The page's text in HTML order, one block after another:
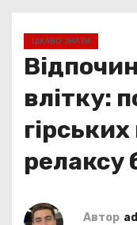
ЦІКАВО ЗНАТИ
влітку:
релаксу
Автор